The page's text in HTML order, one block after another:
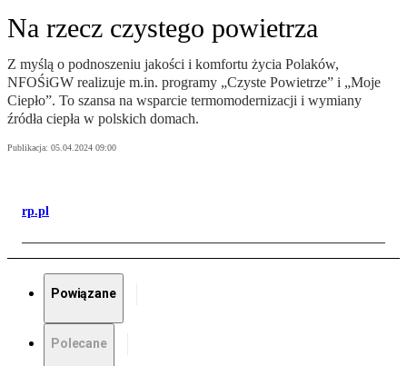
Na rzecz czystego powietrza
Z myślą o podnoszeniu jakości i komfortu życia Polaków,
NFOŚiGW realizuje m.in. programy „Czyste Powietrze” i „Moje
Ciepło”. To szansa na wsparcie termomodernizacji i wymiany
źródła ciepła w polskich domach.
Publikacja: 05.04.2024 09:00
rp.pl
Powiązane
Polecane